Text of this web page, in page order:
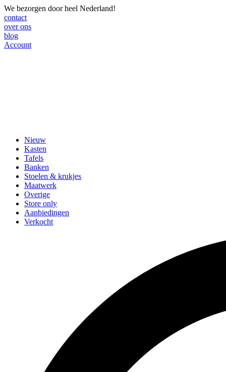
We bezorgen door heel Nederland!
contact
over ons
blog
Account
Nieuw
Kasten
Tafels
Banken
Stoelen & krukjes
Maatwerk
Overige
Store only
Aanbiedingen
Verkocht